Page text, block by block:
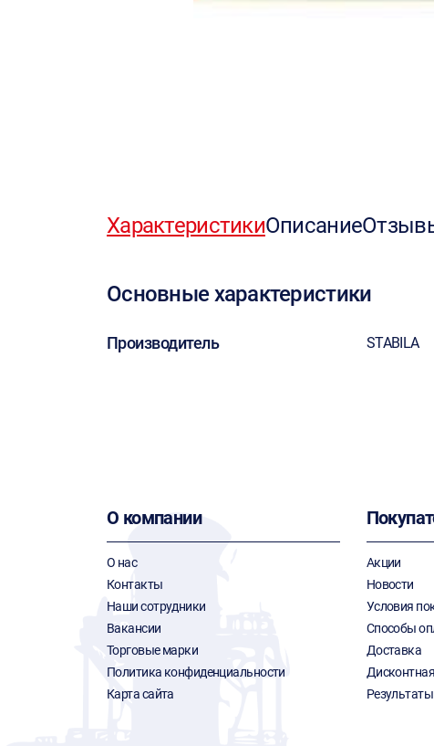
ХарактеристикиОписание
Основные характеристики
Производитель STABILA
О компании
О нас
Контакты
Наши сотрудники
Вакансии
Торговые марки
Политика конфиденциальности
Карта сайта
Акции
Новости
Условия
Способы
Доставка